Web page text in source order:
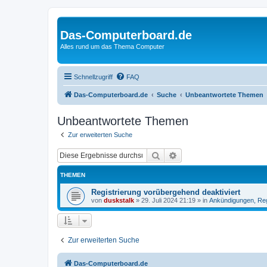
Das-Computerboard.de
Alles rund um das Thema Computer
Schnellzugriff FAQ
Das-Computerboard.de Suche Unbeantwortete Themen
Unbeantwortete Themen
Zur erweiterten Suche
Suche
THEMEN
Registrierung vorübergehend deaktiviert
von duskstalk » 29. Juli 2024 21:19 » in Ankündigungen,
Zur erweiterten Suche
Das-Computerboard.de